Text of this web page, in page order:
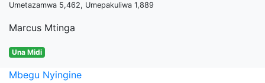
Umetazamwa 5,462, Umepakuliwa 1,889
Marcus Mtinga
Una Midi
Mbegu Nyingine